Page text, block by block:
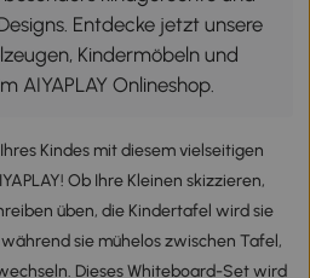
Entdecke jetzt unsere
Kindermöbeln und
AIYAPLAY Onlineshop.
Kindes mit diesem vielseitigen
Ob Ihre Kleinen skizzieren,
üben, die Kindertafel wird sie
sie mühelos zwischen Tafel,
Dieses Whiteboard-Set wird